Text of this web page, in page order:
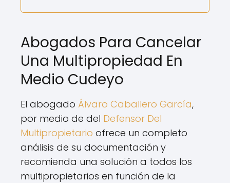
Abogados Para Cancelar
Una Multipropiedad En
Medio Cudeyo
El abogado Álvaro Caballero García,
por medio de del Defensor Del
Multipropietario ofrece un completo
análisis de su documentación y
recomienda una solución a todos los
multipropietarios en función de la